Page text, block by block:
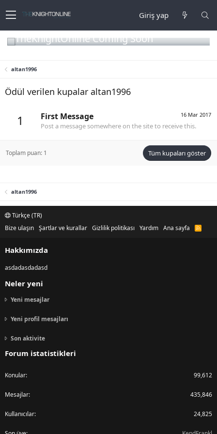
Giriş yap
TheKnightOnline Coming Soon
altan1996
Ödül verilen kupalar altan1996
1 16 Mar 2017
First Message
Post a message somewhere on the site to receive this.
Toplam puan: 1 Tüm kupaları göster
altan1996
Türkçe (TR)
Bize ulaşın Şartlar ve kurallar Gizlilik politikası Yardım Ana sayfa
R
Hakkımızda
asdadasdadasd
Neler yeni
Yeni mesajlar
Yeni profil mesajları
Son aktivite
Forum istatistikleri
Konular 99,612
Mesajlar 435,846
Kullanıcılar 24,825